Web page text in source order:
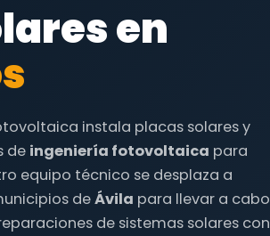
en
instala placas solares y
de ingeniería fotovoltaica para
equipo técnico se desplaza a
deÁvila para llevar a cabo
de sistemas solares con